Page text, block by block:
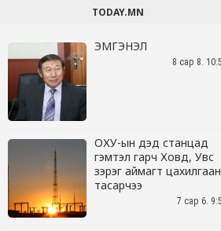
TODAY.MN
ЭМГЭНЭЛ
8 сар 8.
ОХУ-ын дэд станцад
гэмтэл гарч Ховд, Увс
зэрэг аймагт цахилгаан
тасарчээ
7 сар 6.